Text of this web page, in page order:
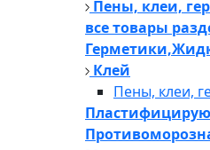
Пены, клеи,
все товары
Клей
Пены, клеи,